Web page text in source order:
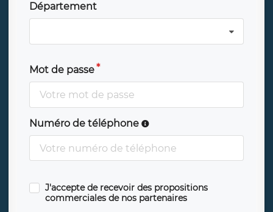
Département
Mot de passe
Numéro de téléphone
J'accepte de recevoir des propositions
commerciales de nos partenaires